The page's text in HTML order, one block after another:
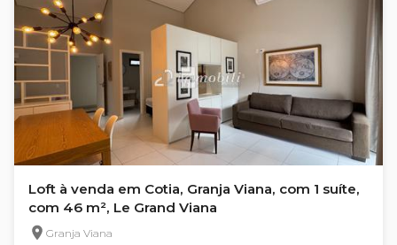
Loft à venda em Cotia, Granja Viana, com 1 suíte,
com 46 m², Le Grand Viana
Granja Viana